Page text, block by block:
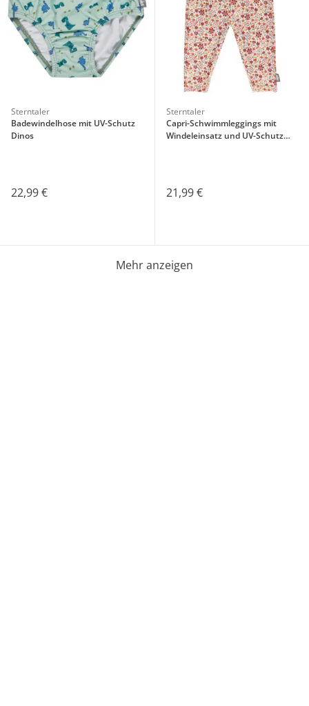
Sterntaler
Badewindelhose mit UV-Schutz
Dinos
22,99 €
Sterntaler
Capri-Schwimmleggings mit
Windeleinsatz und UV-Schutz
21,99 €
Mehr anzeigen